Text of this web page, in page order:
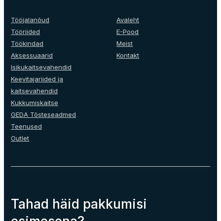
tootelehel.
Tööjalanõud
Tööriided
Töökindad
Aksessuaarid
Isikukaitsevahendid
Keevitajariided ja
kaitsevahendid
Kukkumiskaitse
GEDA Tõsteseadmed
Teenused
Outlet
Avaleht
E-Pood
Meist
Kontakt
Tahad häid pakkumisi